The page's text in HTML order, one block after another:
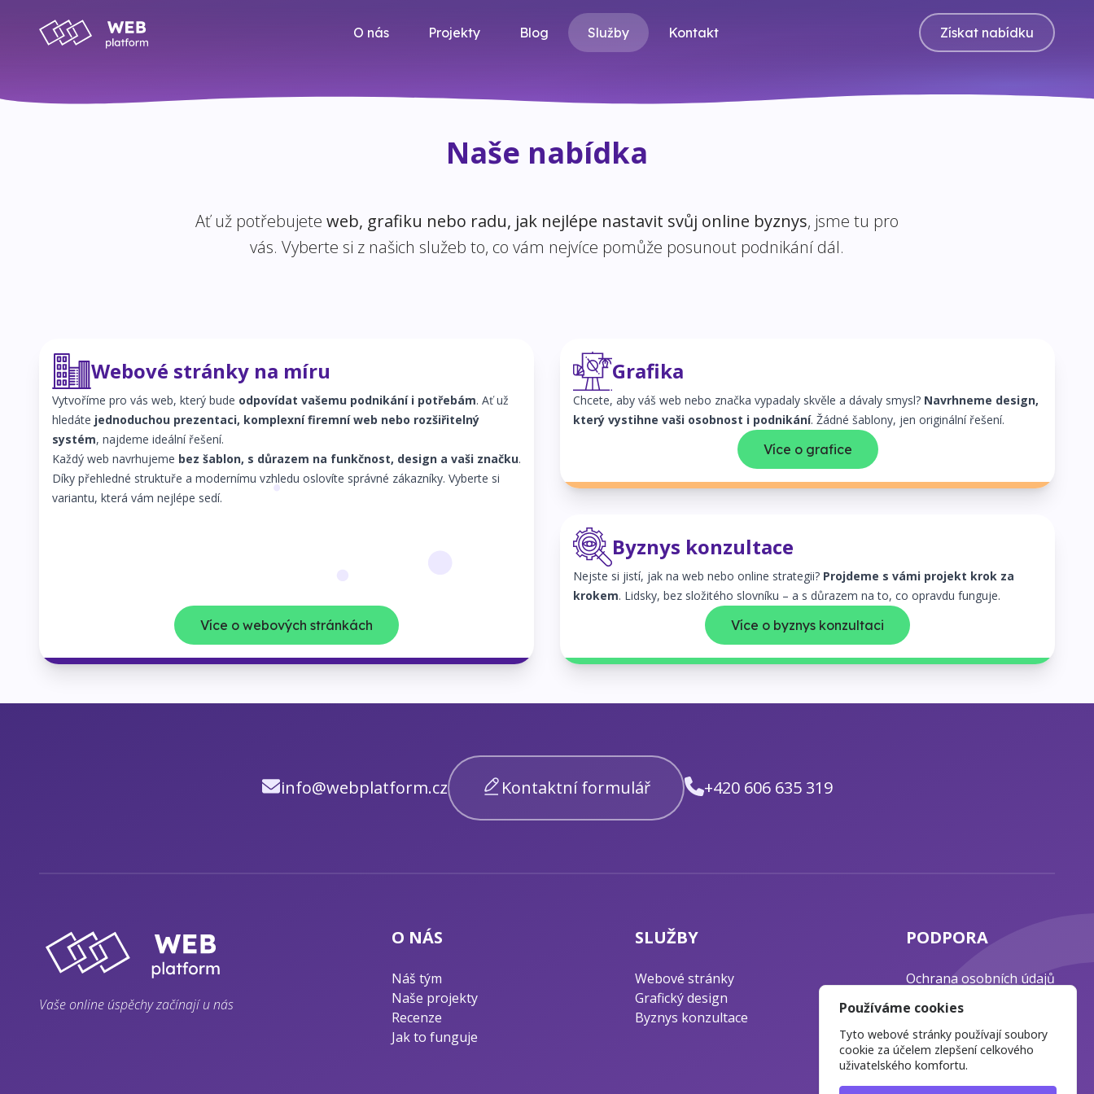
O nás Projekty Blog Služby Kontakt Získat nabídku
Naše nabídka
Ať už potřebujete web, grafiku nebo radu, jak nejlépe nastavit svůj online byznys, jsme tu pro
vás. Vyberte si z našich služeb to, co vám nejvíce pomůže posunout podnikání dál.
Webové stránky na míru
Vytvoříme pro vás web, který bude odpovídat vašemu podnikání i potřebám. Ať už
hledáte jednoduchou prezentaci, komplexní firemní web nebo rozšiřitelný
systém, najdeme ideální řešení.
Každý web navrhujeme bez šablon, s důrazem na funkčnost, design a vaši značku.
Díky přehledné struktuře a modernímu vzhledu oslovíte správné zákazníky. Vyberte si
variantu, která vám nejlépe sedí.
Více o webových stránkách
Grafika
Chcete, aby váš web nebo značka vypadaly skvěle a dávaly smysl? Navrhneme design,
který vystihne vaši osobnost i podnikání. Žádné šablony, jen originální řešení.
Více o grafice
Byznys konzultace
Nejste si jistí, jak na web nebo online strategii? Projdeme s vámi projekt krok za
krokem. Lidsky, bez složitého slovníku – a s důrazem na to, co opravdu funguje.
Více o byznys konzultaci
info@webplatform.cz Kontaktní formulář +420 606 635 319
Vaše online úspěchy začínají u nás
O NÁS
Náš tým
Naše projekty
Recenze
Jak to funguje
SLUŽBY
Webové stránky
Grafický design
Byznys konzultace
PODPORA
Ochrana osobních údajů
Blog o webdesignu
Používáme cookies
Tyto webové stránky používají soubory
cookie za účelem zlepšení celkového
uživatelského komfortu.